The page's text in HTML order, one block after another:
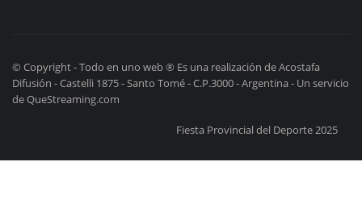
© Copyright - Todo en uno web ® Es una realización de Acostafa
Difusión - Castelli 1875 - Santo Tomé - C.P.3000 - Argentina - Un servicio
de QueStreaming.com
Fiesta Provincial del Deporte 2025